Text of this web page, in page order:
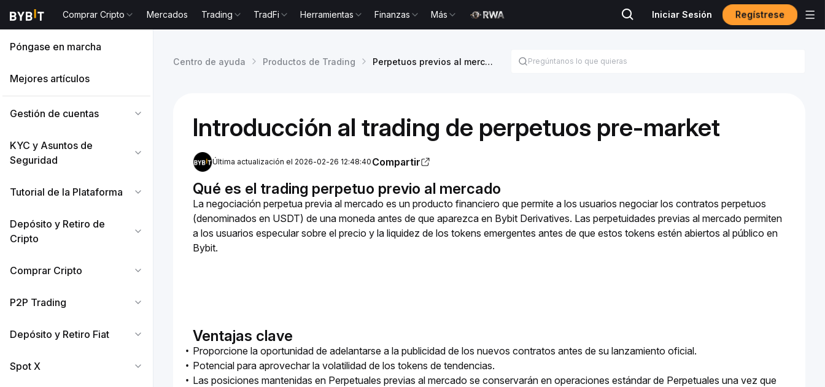
Comprar Cripto Mercados Trading TradFi Herramientas Finanzas Más Iniciar Sesión Regístrese
Póngase en marcha
Mejores artículos
Gestión de cuentas
KYC y Asuntos de
Seguridad
Tutorial de la Plataforma
Depósito y Retiro de
Cripto
Comprar Cripto
P2P Trading
Depósito y Retiro Fiat
Spot X
Centro de ayuda Productos de Trading Perpetuos previos al mercado
Introducción al trading de perpetuos pre-market
Última actualización el 2026-02-26 12:48:40 Compartir
Qué es el trading perpetuo previo al mercado
La negociación perpetua previa al mercado es un producto financiero que permite a los usuarios negociar los contratos perpetuos
(denominados en USDT) de una moneda antes de que aparezca en Bybit Derivatives. Las perpetuidades previas al mercado permiten
a los usuarios especular sobre el precio y la liquidez de los tokens emergentes antes de que estos tokens estén abiertos al público en
Bybit.
Ventajas clave
Proporcione la oportunidad de adelantarse a la publicidad de los nuevos contratos antes de su lanzamiento oficial.
Potencial para aprovechar la volatilidad de los tokens de tendencias.
Las posiciones mantenidas en Perpetuales previas al mercado se conservarán en operaciones estándar de Perpetuales una vez que